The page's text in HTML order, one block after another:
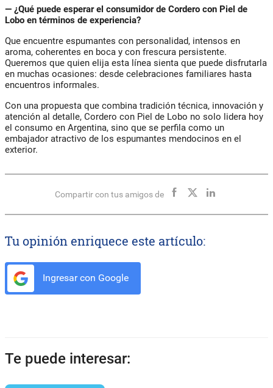
— ¿Qué puede esperar el consumidor de Cordero con Piel de
Lobo en términos de experiencia?
Que encuentre espumantes con personalidad, intensos en
aroma, coherentes en boca y con frescura persistente.
Queremos que quien elija esta línea sienta que puede disfrutarla
en muchas ocasiones: desde celebraciones familiares hasta
encuentros informales.
Con una propuesta que combina tradición técnica, innovación y
atención al detalle, Cordero con Piel de Lobo no solo lidera hoy
el consumo en Argentina, sino que se perfila como un
embajador atractivo de los espumantes mendocinos en el
exterior.
Compartir con tus amigos de
Tu opinión enriquece este artículo:
Ingresar con Google
Te puede interesar: